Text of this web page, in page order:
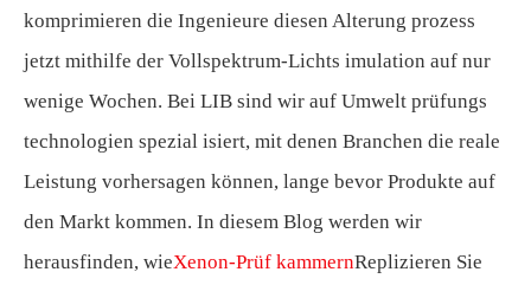
komprimieren die Ingenieure diesen Alterung prozess
jetzt mithilfe der Vollspektrum-Lichts imulation auf nur
wenige Wochen. Bei LIB sind wir auf Umwelt prüfungs
technologien spezial isiert, mit denen Branchen die reale
Leistung vorhersagen können, lange bevor Produkte auf
den Markt kommen. In diesem Blog werden wir
herausfinden, wieXenon-Prüf kammernReplizieren Sie